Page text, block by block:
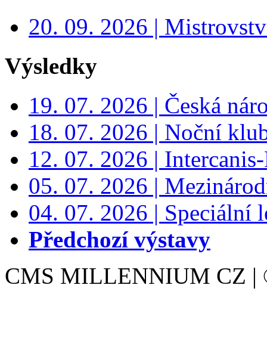
20. 09. 2026 |
Výsledky
19. 07. 2026 | Česká
18. 07. 2026 | Noční
12. 07. 2026 |
05. 07. 2026 |
04. 07. 2026 | Speciální
Předchozí výstavy
CMS MILLENNIUM CZ |